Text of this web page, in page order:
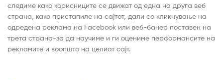
следиме како корисниците се движат од една на друга веб
страна, како пристапиле на сајтот, дали со кликнување на
одредена реклама на Facebook или веб-банер поставен на
трета страна-за да научиме и ги оцениме перформансите на
рекламите и воопшто на целиот сајт.